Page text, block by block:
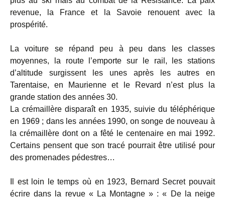
revenue, la France et la Savoie renouent avec la
prospérité.
La voiture se répand peu à peu dans les classes
moyennes, la route l’emporte sur le rail, les stations
d’altitude surgissent les unes après les autres en
Tarentaise, en Maurienne et le Revard n’est plus la
grande station des années 30.
La crémaillère disparaît en 1935, suivie du téléphérique
en 1969 ; dans les années 1990, on songe de nouveau à
la crémaillère dont on a fêté le centenaire en mai 1992.
Certains pensent que son tracé pourrait être utilisé pour
des promenades pédestres…
Il est loin le temps où en 1923, Bernard Secret pouvait
écrire dans la revue « La Montagne » : « De la neige